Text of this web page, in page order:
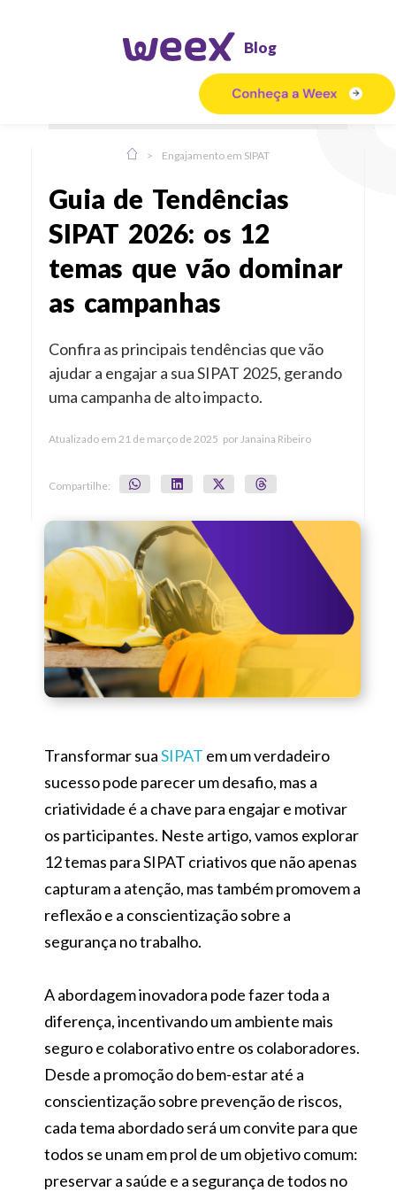
Blog
> Engajamento em SIPAT
Guia de Tendências
SIPAT 2026: os 12
temas que vão dominar
as campanhas
Confira as principais tendências que vão
ajudar a engajar a sua SIPAT 2025, gerando
uma campanha de alto impacto.
Atualizado em 21 de março de 2025 porJanaina Ribeiro
Compartilhe:
Transformar suaSIPAT em um verdadeiro
sucesso pode parecer um desafio, mas a
criatividade é a chave para engajar e motivar
os participantes. Neste artigo, vamos explorar
12 temas para SIPAT criativos que não apenas
capturam a atenção, mas também promovem a
reflexão e a conscientização sobre a
segurança no trabalho.
A abordagem inovadora pode fazer toda a
diferença, incentivando um ambiente mais
seguro e colaborativo entre os colaboradores.
Desde a promoção do bem-estar até a
conscientização sobre prevenção de riscos,
cada tema abordado será um convite para que
todos se unam em prol de um objetivo comum:
preservar a saúde e a segurança de todos no